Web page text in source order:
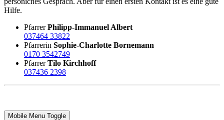
Hilfe.
PfarrerPhilipp-Immanuel Albert
037464 33822
Pfarrerin Sophie-Charlotte Bornemann
0170 3542749
PfarrerTilo Kirchhoff
037436 2398
Mobile Menu Toggle